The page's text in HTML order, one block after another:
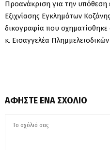
Προανάκριση για την υπόθεση
Εξιχνίασης Εγκλημάτων
δικογραφία που
κ. Εισαγγελέα
ΑΦΉΣΤΕ ΈΝΑ ΣΧΌΛΙΟ